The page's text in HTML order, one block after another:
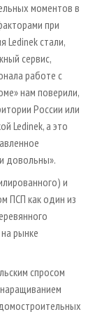
моментов в
при
Ledinek стали,
сервис,
работе с
нам поверили,
России или
Ledinek, а это
довольны».
и
ПСП как один из
рынке
спросом